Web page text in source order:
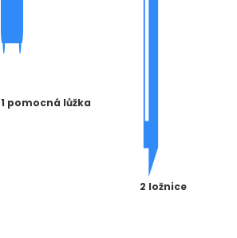
1 pomocná lůžka
2 ložnice